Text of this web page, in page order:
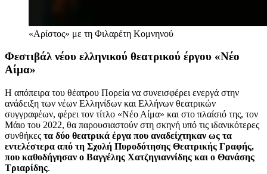
«Αρίστος» με τη Φιλαρέτη Κομνηνού
Φεστιβάλ νέου ελληνικού θεατρικού έργου «Νέο
Αίμα»
Η απόπειρα του θέατρου Πορεία να συνεισφέρει ενεργά στην
ανάδειξη των νέων Ελληνίδων και Ελλήνων θεατρικών
συγγραφέων, φέρει τον τίτλο «Νέο Αίμα» και στο πλαίσιό της, τον
Μάιο του 2022, θα παρουσιαστούν στη σκηνή υπό τις ιδανικότερες
συνθήκες τα δύο θεατρικά έργα που αναδείχτηκαν ως τα
εντελέστερα από τη Σχολή Πυροδότησης Θεατρικής Γραφής,
που καθοδήγησαν ο Βαγγέλης Χατζηγιαννίδης και ο Θανάσης
Τριαρίδης.